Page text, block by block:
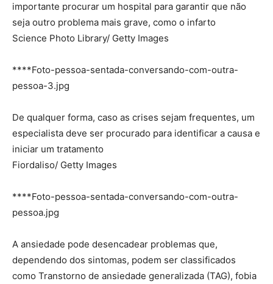
importante procurar um hospital para garantir que não
seja outro problema mais grave, como o infarto
Science Photo Library/ Getty Images
****Foto-pessoa-sentada-conversando-com-outra-
pessoa-3.jpg
De qualquer forma, caso as crises sejam frequentes, um
especialista deve ser procurado para identificar a causa e
iniciar um tratamento
Fiordaliso/ Getty Images
****Foto-pessoa-sentada-conversando-com-outra-
pessoa.jpg
A ansiedade pode desencadear problemas que,
dependendo dos sintomas, podem ser classificados
como Transtorno de ansiedade generalizada (TAG), fobia